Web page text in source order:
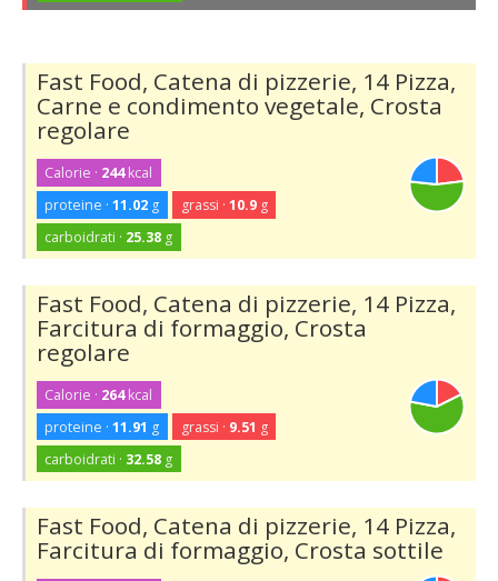
Fast Food, Catena di pizzerie, 14 Pizza,
Carne e condimento vegetale, Crosta
regolare
Calorie · 244kcal
proteine ·11.02 g grassi · 10.9g
carboidrati · 25.38 g
Fast Food, Catena di pizzerie, 14 Pizza,
Farcitura di formaggio, Crosta
regolare
Calorie · 264kcal
proteine ·11.91 g grassi · 9.51 g
carboidrati · 32.58 g
Fast Food, Catena di pizzerie, 14 Pizza,
Farcitura di formaggio, Crosta sottile